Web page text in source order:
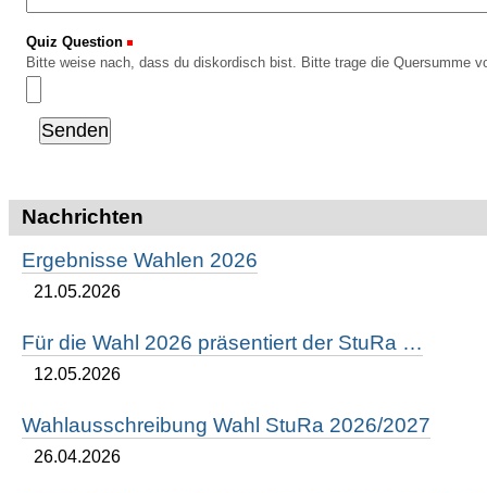
Quiz Question
Bitte weise nach, dass du diskordisch bist. Bitte trage die Quersumme
Nachrichten
Ergebnisse Wahlen 2026
21.05.2026
Für die Wahl 2026 präsentiert der StuRa …
12.05.2026
Wahlausschreibung Wahl StuRa 2026/2027
26.04.2026